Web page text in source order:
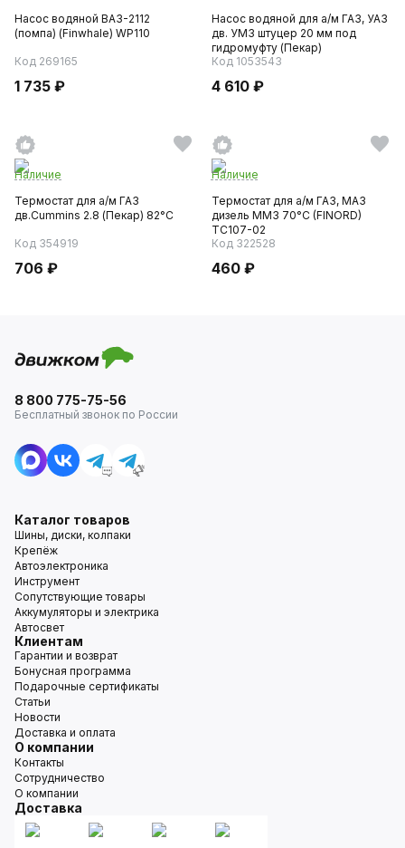
Насос водяной ВАЗ-2112
(помпа) (Finwhale) WP110
Код 269165
1 735 ₽
Насос водяной для а/м ГАЗ, УАЗ
дв. УМЗ штуцер 20 мм под
гидромуфту (Пекар)
Код 1053543
4 610 ₽
Наличие
Термостат для а/м ГАЗ
дв.Cummins 2.8 (Пекар) 82°С
Код 354919
706 ₽
Наличие
Термостат для а/м ГАЗ, МАЗ
дизель ММЗ 70°C (FINORD)
ТС107-02
Код 322528
460 ₽
8 800 775-75-56
Бесплатный звонок по России
Каталог товаров
Шины, диски, колпаки
Крепёж
Автоэлектроника
Инструмент
Сопутствующие товары
Аккумуляторы и электрика
Автосвет
Клиентам
Гарантии и возврат
Бонусная программа
Подарочные сертификаты
Статьи
Новости
Доставка и оплата
О компании
Контакты
Сотрудничество
О компании
Доставка